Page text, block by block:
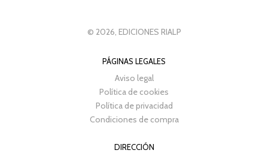
© 2026, EDICIONES RIALP
PÁGINAS LEGALES
Aviso legal
Política de cookies
Política de privacidad
Condiciones de compra
DIRECCIÓN